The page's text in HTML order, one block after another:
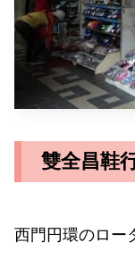
雙全昌鞋
西門円環のロー